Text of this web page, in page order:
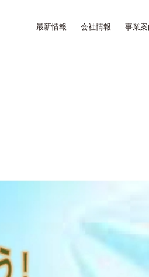
最新情報 会社情報 事業案